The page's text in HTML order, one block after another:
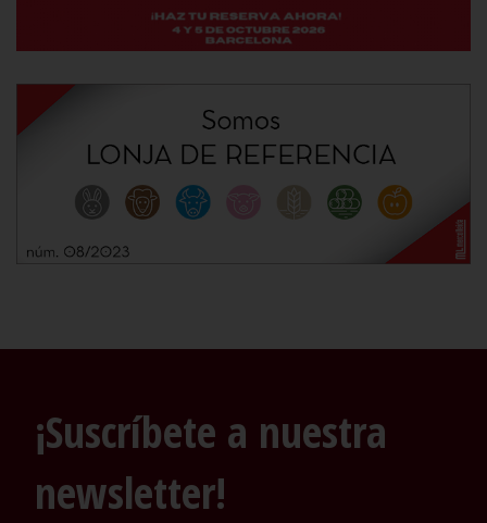
¡Suscríbete a nuestra
newsletter!